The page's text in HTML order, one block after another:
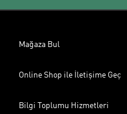
Mağaza Bul
Online Shop ile İletişime Geç
Bilgi Toplumu Hizmetleri